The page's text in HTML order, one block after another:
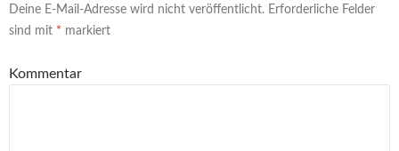
Deine E-Mail-Adresse wird nicht veröffentlicht. Erforderliche Felder
sind mit * markiert
Kommentar